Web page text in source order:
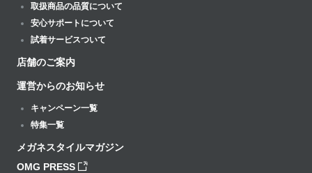
取扱商品の品質について
安心サポートについて
試着サービスついて
店舗のご案内
運営からのお知らせ
キャンペーン一覧
特集一覧
メガネスタイルマガジン
OMG PRESS